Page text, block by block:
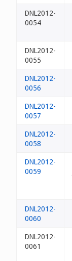
DNL2012-
0054
DNL2012-
0055
DNL2012-
0056
DNL2012-
0057
DNL2012-
0058
DNL2012-
0059
DNL2012-
0060
DNL2012-
0061